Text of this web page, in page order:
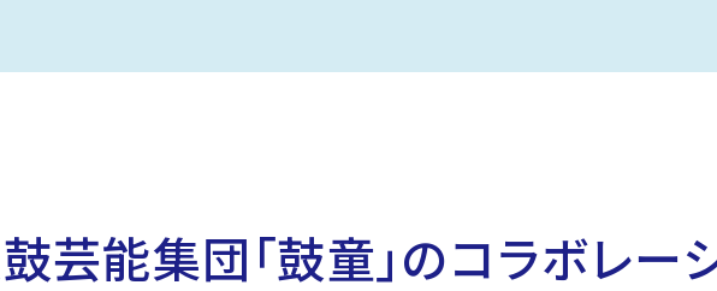
芸能集団「鼓童」のコラボレー